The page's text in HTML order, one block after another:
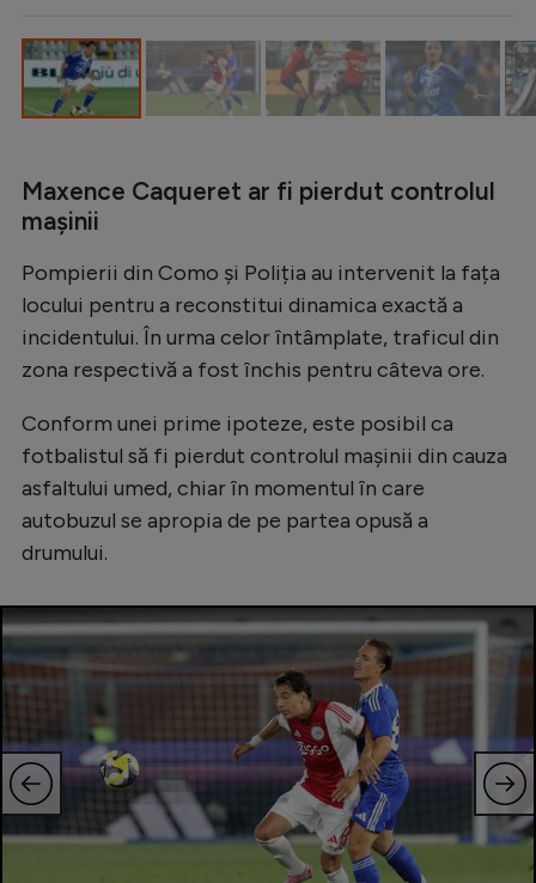
Rugby
Ciclism
JO 2024
Creează cont
Maxence Caqueret ar fi pierdut controlul
mașinii
Pompierii din Como și Poliția au intervenit la fața
locului pentru a reconstitui dinamica exactă a
incidentului. În urma celor întâmplate, traficul din
zona respectivă a fost închis pentru câteva ore.
Conform unei prime ipoteze, este posibil ca
fotbalistul să fi pierdut controlul mașinii din cauza
asfaltului umed, chiar în momentul în care
autobuzul se apropia de pe partea opusă a
drumului.